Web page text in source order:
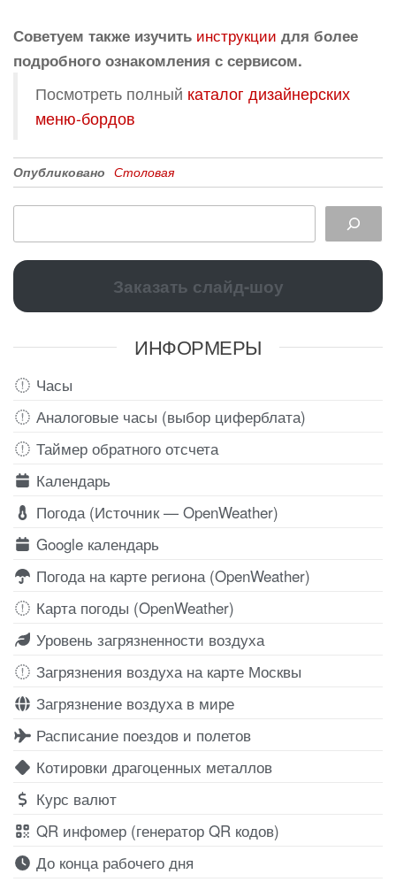
Советуем также изучить инструкции для более
подробного ознакомления с сервисом.
Посмотреть полный каталог дизайнерских
меню-бордов
Опубликовано Столовая
Заказать слайд-шоу
ИНФОРМЕРЫ
Часы
Аналоговые часы (выбор циферблата)
Таймер обратного отсчета
Календарь
Погода (Источник — OpenWeather)
Google календарь
Погода на карте региона (OpenWeather)
Карта погоды (OpenWeather)
Уровень загрязненности воздуха
Загрязнения воздуха на карте Москвы
Загрязнение воздуха в мире
Расписание поездов и полетов
Котировки драгоценных металлов
Курс валют
QR инфомер (генератор QR кодов)
До конца рабочего дня